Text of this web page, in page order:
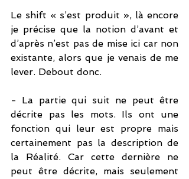
Le shift « s’est produit », là encore
je précise que la notion d’avant et
d’après n’est pas de mise ici car non
existante, alors que je venais de me
lever. Debout donc.
- La partie qui suit ne peut être
décrite pas les mots. Ils ont une
fonction qui leur est propre mais
certainement pas la description de
la Réalité. Car cette dernière ne
peut être décrite, mais seulement